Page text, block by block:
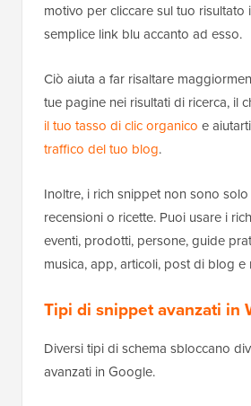
motivo per cliccare sul tuo risultato
semplice link blu accanto ad esso.
Ciò aiuta a far risaltare
tue pagine nei risultati di ricerca, il
il tuo tasso di clic organico e
traffico del tuo blog.
Inoltre, i rich snippet non sono
recensioni o ricette. Puoi usare i
eventi, prodotti, persone, guide
musica, app, articoli, post di blog e
Tipi di snippet avanzati in
Diversi tipi di schema sbloccano
avanzati in Google.